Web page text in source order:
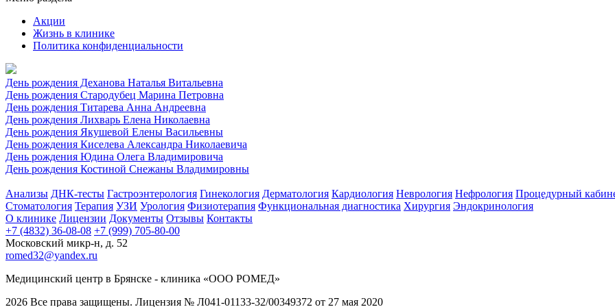
Акции
Жизнь в клинике
Политика конфиденциальности
День рождения Деханова Наталья Витальевна
День рождения Стародубец Марина Петровна
День рождения Титарева Анна Андреевна
День рождения Лихварь Елена Николаевна
День рождения Якушевой Елены Васильевны
День рождения Киселева Александра Николаевича
День рождения Юдина Олега Владимировича
День рождения Костиной Снежаны Владимировны
Анализы ДНК-тесты Гастроэнтерология Гинекология Дерматология Кардиология Неврология Нефрология Процедурный
Стоматология Терапия УЗИ Урология Физиотерапия Функциональная диагностика Хирургия Эндокринология
О клинике Лицензии Документы Отзывы Контакты
+7 (4832) 36-08-08 +7 (999) 705-80-00
Московский микр-н, д. 52
romed32@yandex.ru
Медицинский центр в Брянске - клиника «ООО РОМЕД»
2026 Все права защищены. Лицензия № Л041-01133-32/00349372 от 27 мая 2020